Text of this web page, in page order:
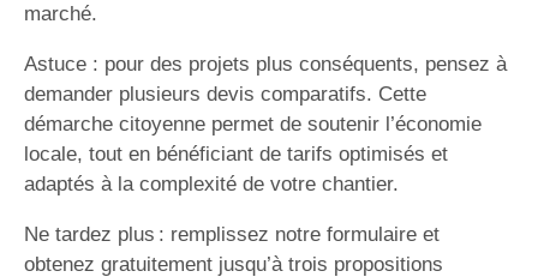
marché.
Astuce : pour des projets plus conséquents, pensez à
demander plusieurs devis comparatifs. Cette
démarche citoyenne permet de soutenir l’économie
locale, tout en bénéficiant de tarifs optimisés et
adaptés à la complexité de votre chantier.
Ne tardez plus : remplissez notre formulaire et
obtenez gratuitement jusqu’à trois propositions